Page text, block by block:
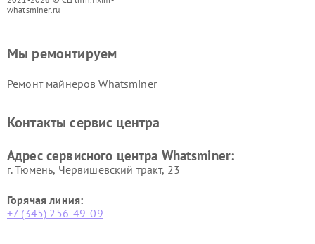
whatsminer.ru
Мы ремонтируем
Ремонт майнеров Whatsminer
Контакты сервис центра
Адрес сервисного центра Whatsminer:
г. Тюмень, ​Червишевский тракт, 23
Горячая линия:
+7 (345) 256-49-09